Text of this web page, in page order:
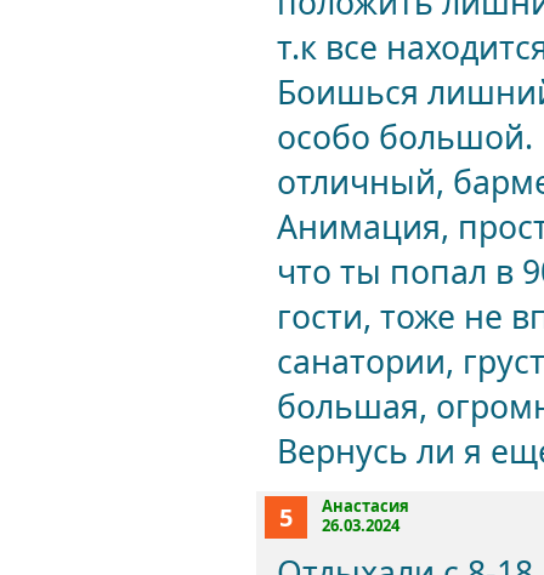
т.к все
Боишься
особо большой.
отличный,
Анимация,
что ты попал в
гости, тоже не
санатории,
большая,
Вернусь ли я
5
Анастасия
26.03.2024